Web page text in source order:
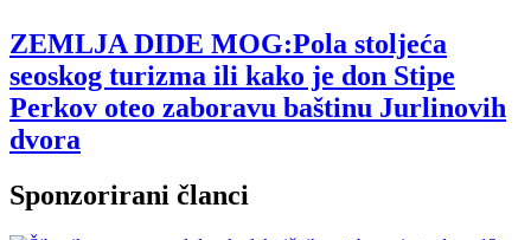
ZEMLJA DIDE MOG:Pola stoljeća
seoskog turizma ili kako je don Stipe
Perkov oteo zaboravu baštinu Jurlinovih
dvora
Sponzorirani članci